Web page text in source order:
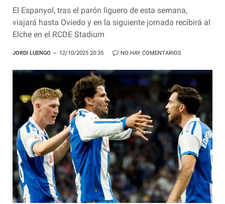
El Espanyol, tras el parón liguero de esta semana,
viajará hasta Oviedo y en la siguiente jornada recibirá al
Elche en el RCDE Stadium
JORDI LUENGO 12/10/2025 20:35 NO HAY COMENTARIOS